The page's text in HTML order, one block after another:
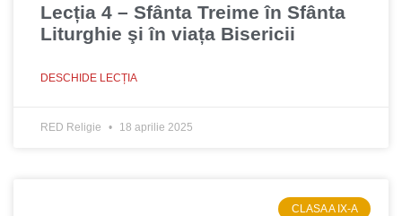
Lecția 4 – Sfânta Treime în Sfânta
Liturghie şi în viața Bisericii
DESCHIDE LECȚIA
RED Religie 18 aprilie 2025
CLASA A IX-A